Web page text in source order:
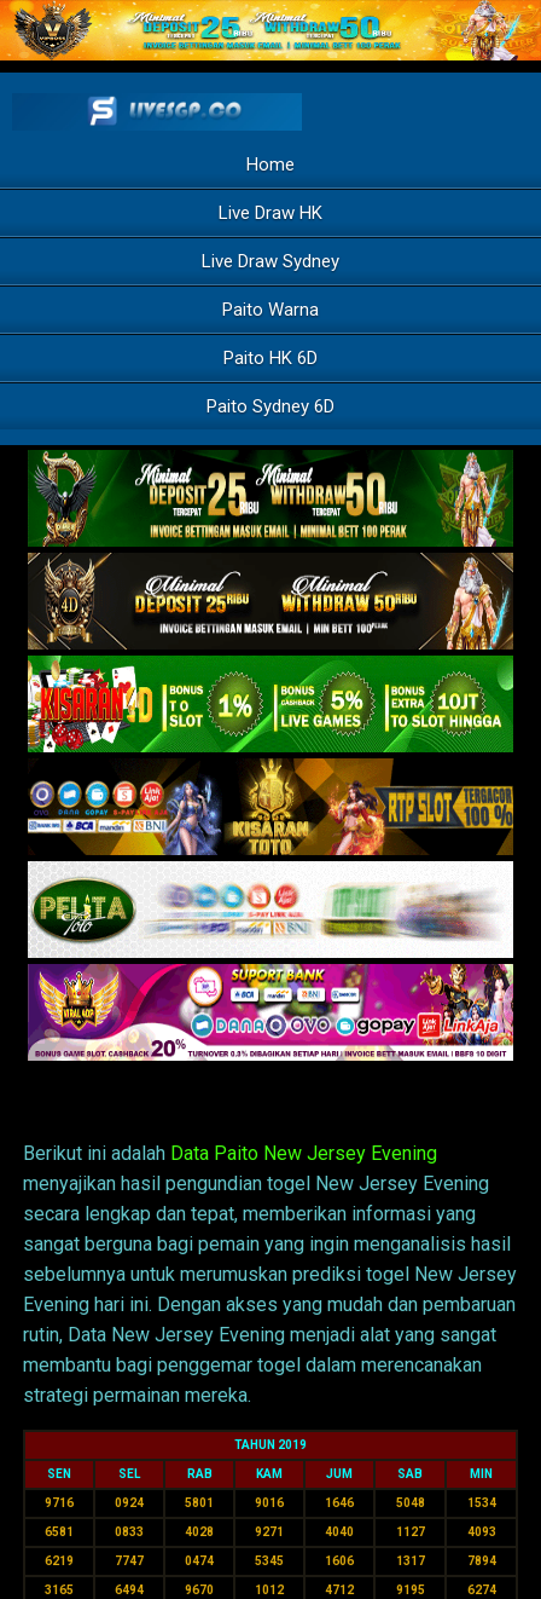
Home
Live Draw HK
Live Draw Sydney
Paito Warna
Paito HK 6D
Paito Sydney 6D
Berikut ini adalah Data Paito New Jersey Evening
menyajikan hasil pengundian togel New Jersey Evening
secara lengkap dan tepat, memberikan informasi yang
sangat berguna bagi pemain yang ingin menganalisis hasil
sebelumnya untuk merumuskan prediksi togel New Jersey
Evening hari ini. Dengan akses yang mudah dan pembaruan
rutin, Data New Jersey Evening menjadi alat yang sangat
membantu bagi penggemar togel dalam merencanakan
strategi permainan mereka.
TAHUN 2019
SEN SEL RAB KAM JUM SAB MIN
9716 0924 5801 9016 1646 5048 1534
6581 0833 4028 9271 4040 1127 4093
6219 7747 0474 5345 1606 1317 7894
3165 6494 9670 1012 4712 9195 6274